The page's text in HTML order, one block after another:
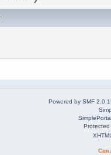
Powered by SMF